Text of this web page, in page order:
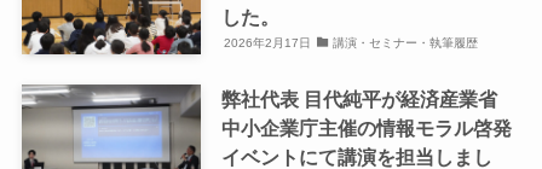
した。
2026年2月17日 講演・セミナー・執筆履歴
弊社代表 目代純平が経済産業省
中小企業庁主催の情報モラル啓発
イベントにて講演を担当しまし